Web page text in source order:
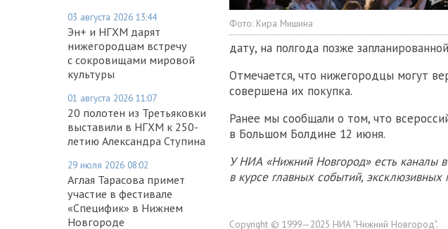
03 августа 2026 13:44
Эн+ и НГХМ дарят
нижегородцам встречу
с сокровищами мировой
культуры
01 августа 2026 11:07
20 полотен из Третьяковки
выставили в НГХМ к 250-
летию Александра Ступина
29 июля 2026 08:02
Аглая Тарасова примет
участие в фестивале
«Специфик» в Нижнем
Новгороде
Фото: Кира Мишина
дату, на полгода позже
Отмечается, что нижегородцы могут
совершена их покупка.
Ранее мы сообщали о том, что
в Большом Болдине 12 июня.
У НИА «Нижний Новгород» есть каналы в
в курсе главных событий,
Copyright © 1999—2025 НИА "Нижний Новгород".